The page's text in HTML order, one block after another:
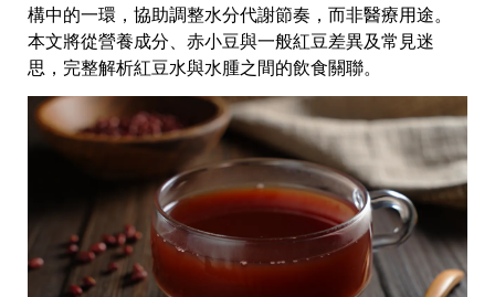
構中的一環，協助調整水分代謝節奏，而非醫療用途。
本文將從營養成分、赤小豆與一般紅豆差異及常見迷
思，完整解析紅豆水與水腫之間的飲食關聯。